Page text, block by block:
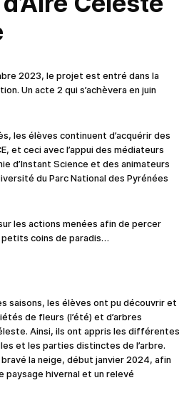
2023, le projet est entré dans la
Un acte 2 qui s’achèvera en juin
les élèves continuent d’acquérir des
et ceci avec l’appui des médiateurs
d’Instant Science et des animateurs
du Parc National des Pyrénées
les actions menées afin de percer
coins de paradis…
saisons, les élèves ont pu découvrir et
de fleurs (l’été) et d’arbres
Ainsi, ils ont appris les différentes
et les parties distinctes de l’arbre.
la neige, début janvier 2024, afin
paysage hivernal et un relevé